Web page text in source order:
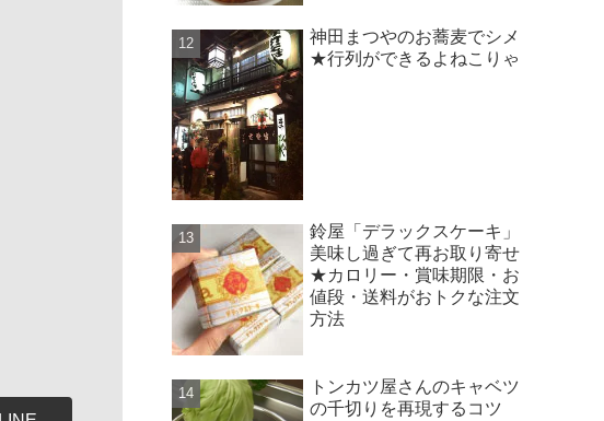
神田まつやのお蕎麦でシメ
★行列ができるよねこりゃ
鈴屋「デラックスケーキ」
美味し過ぎて再お取り寄せ
★カロリー・賞味期限・お
値段・送料がおトクな注文
方法
トンカツ屋さんのキャベツ
の千切りを再現するコツ